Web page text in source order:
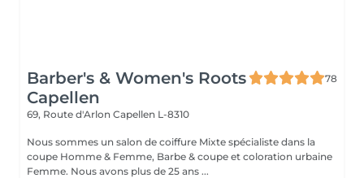
Barber's & Women's Roots
Capellen
78
69, Route d'Arlon Capellen L-8310
Nous sommes un salon de coiffure Mixte spécialiste dans la
coupe Homme & Femme, Barbe & coupe et coloration urbaine
Femme. Nous avons plus de 25 ans ...